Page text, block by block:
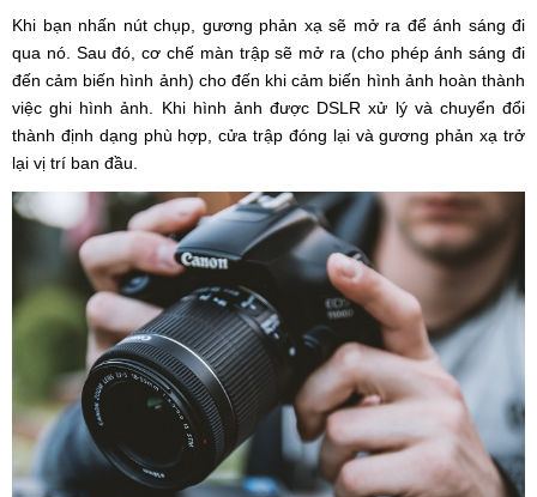
Khi bạn nhấn nút chụp, gương phản xạ sẽ mở ra để ánh sáng đi
qua nó. Sau đó, cơ chế màn trập sẽ mở ra (cho phép ánh sáng đi
đến cảm biến hình ảnh) cho đến khi cảm biến hình ảnh hoàn thành
việc ghi hình ảnh. Khi hình ảnh được DSLR xử lý và chuyển đổi
thành định dạng phù hợp, cửa trập đóng lại và gương phản xạ trở
lại vị trí ban đầu.